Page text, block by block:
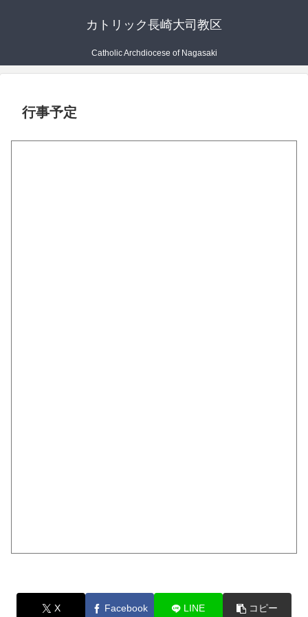
カトリック長崎大司教区
Catholic Archdiocese of Nagasaki
行事予定
X Facebook LINE コピー